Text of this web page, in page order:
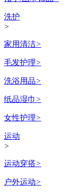
洗护
>
家用清洁>
毛发护理>
洗浴用品>
纸品湿巾 >
女性护理>
运动
>
运动穿搭>
户外运动>